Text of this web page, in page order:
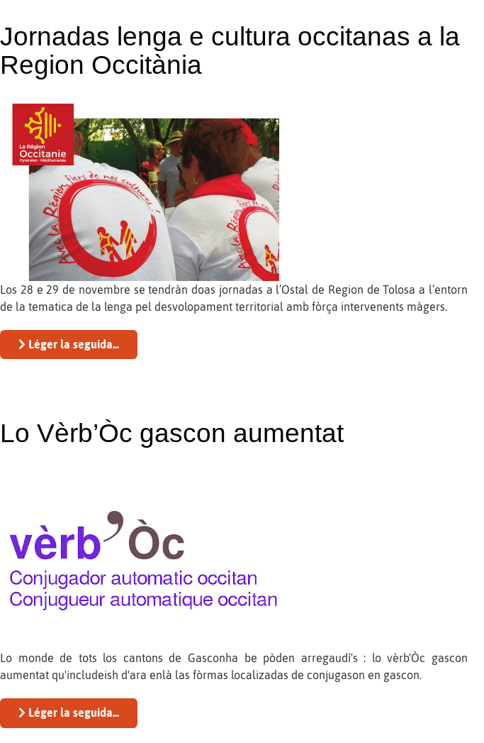
Jornadas lenga e cultura occitanas a la
Region Occitània
Los 28 e 29 de novembre se tendràn doas jornadas a l’Ostal de Region de Tolosa a l’entorn
de la tematica de la lenga pel desvolopament territorial amb fòrça intervenents màgers.
Léger la seguida...
Lo Vèrb’Òc gascon aumentat
Lo monde de tots los cantons de Gasconha be pòden arregaudí's : lo vèrb'Òc gascon
aumentat qu'includeish d'ara enlà las fòrmas localizadas de conjugason en gascon.
Léger la seguida...